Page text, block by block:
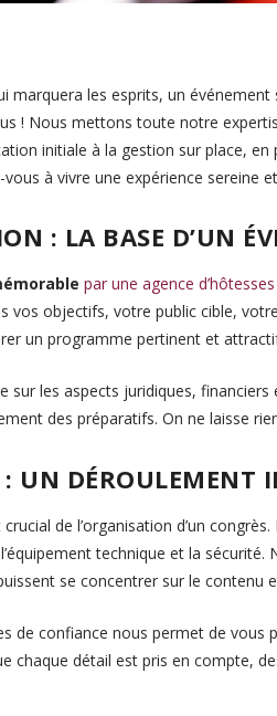
marquera les esprits, un
! Nous mettons toute notre
initiale à la gestion sur place,
vous à vivre une expérience sereine
: LA BASE D’UN
par une agence
vos objectifs, votre public cible,
un programme pertinent et
sur les aspects juridiques,
des préparatifs. On ne laisse
UN DÉROULEMENT
de l’organisation d’un
technique et la
se concentrer sur le contenu
de confiance nous permet de vous
chaque détail est pris en compte,